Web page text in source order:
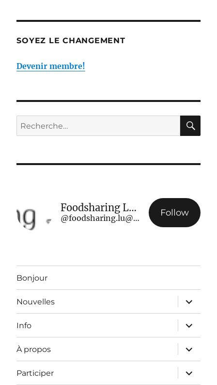
SOYEZ LE CHANGEMENT
Devenir membre!
Recherche
pour :
Foodsharing Luxembourg
@foodsharing.lu@www.foodsharing.lu
Follow
Bonjour
Nouvelles
ouvrir
le
sous-
menu
Info
ouvrir
le
sous-
menu
À propos
ouvrir
le
sous-
menu
Participer
ouvrir
le